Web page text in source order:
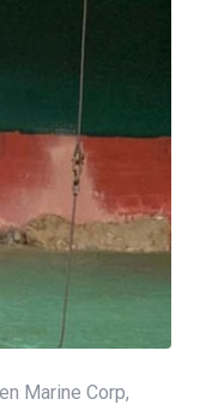
Marine Corp,